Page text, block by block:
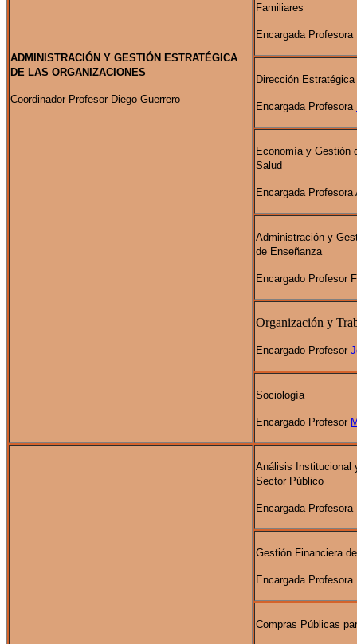
ADMINISTRACIÓN Y GESTIÓN ESTRATÉGICA
DE LAS ORGANIZACIONES
Coordinador Profesor Diego Guerrero
Familiares
Encargada
Dirección
Encargada Profesora
Economía y Gestión
Salud
Encargada
Administración y
de Enseñanza
Encargado Profesor
Organización y
Encargado Profesor
Sociología
Encargado Profesor
Análisis Institucional
Sector Público
Encargada
Gestión Financiera
Encargada
Compras Públicas